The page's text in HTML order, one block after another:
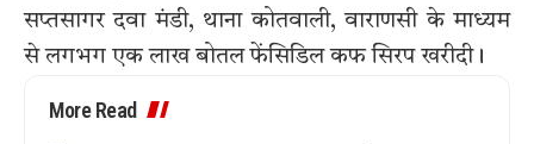
सप्तसागर दवा मंडी, थाना कोतवाली, वाराणसी के माध्यम
से लगभग एक लाख बोतल फेंसिडिल कफ सिरप खरीदी।
More Read